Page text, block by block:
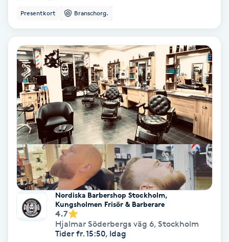
Keratinbehandling
Kinesiologi
Kinesisk medicin
Kiropraktik
Klangmassage
Klippning
Klippning & Slingor
Klippning ungdom
Presentkort Branschorg.
Nordiska Barbershop Stockholm,
Kungsholmen Frisör & Barberare
4.7
Hjalmar Söderbergs väg 6, Stockholm
Tider fr. 15:50, Idag